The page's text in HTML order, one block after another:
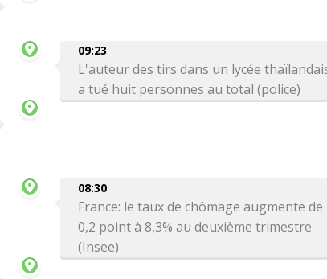
09:23
L'auteur des tirs dans un lycée
a tué huit personnes au total (police)
08:30
France: le taux de chômage augmente de
0,2 point à 8,3% au deuxième trimestre
(Insee)